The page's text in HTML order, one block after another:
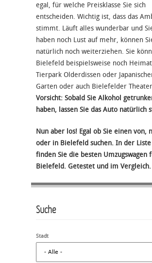
egal, für welche Preisklasse Sie sich
entscheiden. Wichtig ist, dass das
stimmt. Läuft alles wunderbar und
haben noch Lust auf mehr, können
natürlich noch weiterziehen. Sie
Bielefeld beispielsweise noch
Tierpark Olderdissen oder
Garten oder auch Bielefelder
Vorsicht: Sobald Sie Alkohol
haben, lassen Sie das Auto natürlich
Nun aber los! Egal ob Sie einen von,
oder in Bielefeld suchen. In der
finden Sie die besten Umzugswagen
Bielefeld. Getestet und im Vergleich.
Suche
Stadt